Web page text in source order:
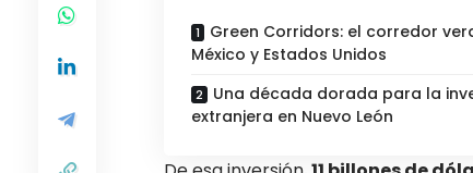
Green Corridors: el corredor
México y Estados Unidos
Una década dorada para la
extranjera en Nuevo León